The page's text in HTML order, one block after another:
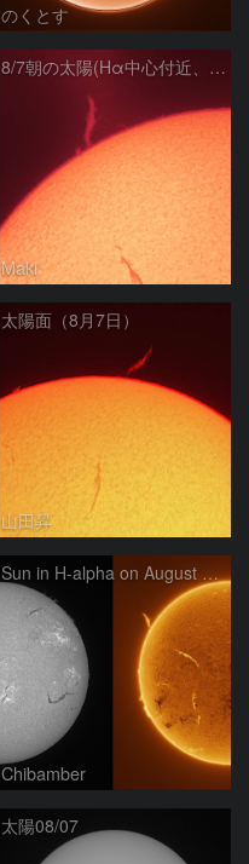
のくとす
8/7朝の太陽(Hα中心付近、プロミネンス)
Maki
太陽面（8月7日）
山田昇
Sun in H-alpha on August 7, 2026
Chibamber
太陽08/07